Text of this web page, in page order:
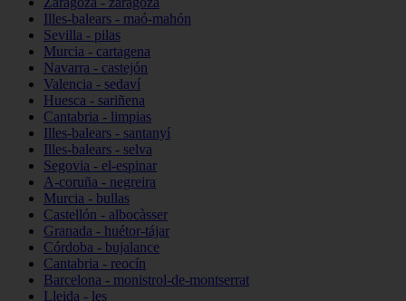
Illes-balears - maó-mahón
Sevilla - pilas
Murcia - cartagena
Navarra - castejón
Valencia - sedaví
Huesca - sariñena
Cantabria - limpias
Illes-balears - santanyí
Illes-balears - selva
Segovia - el-espinar
A-coruña - negreira
Murcia - bullas
Castellón - albocàsser
Granada - huétor-tájar
Córdoba - bujalance
Cantabria - reocín
Barcelona - monistrol-de-montserrat
Lleida - les